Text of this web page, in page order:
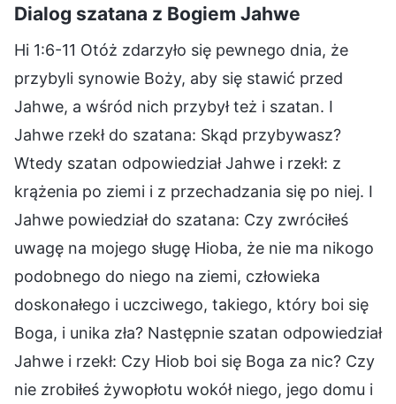
Dialog szatana z Bogiem Jahwe
Hi 1:6-11 Otóż zdarzyło się pewnego dnia, że
przybyli synowie Boży, aby się stawić przed
Jahwe, a wśród nich przybył też i szatan. I
Jahwe rzekł do szatana: Skąd przybywasz?
Wtedy szatan odpowiedział Jahwe i rzekł: z
krążenia po ziemi i z przechadzania się po niej. I
Jahwe powiedział do szatana: Czy zwróciłeś
uwagę na mojego sługę Hioba, że nie ma nikogo
podobnego do niego na ziemi, człowieka
doskonałego i uczciwego, takiego, który boi się
Boga, i unika zła? Następnie szatan odpowiedział
Jahwe i rzekł: Czy Hiob boi się Boga za nic? Czy
nie zrobiłeś żywopłotu wokół niego, jego domu i